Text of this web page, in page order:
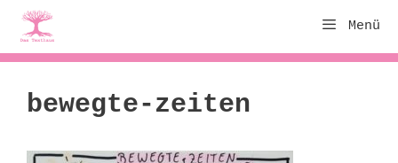
Zum
Inhalt
springen
Menü
bewegte-zeiten